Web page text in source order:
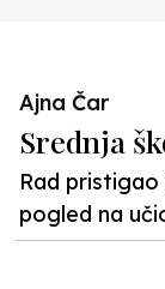
Ajna Čar
Srednja
Rad
pogled na